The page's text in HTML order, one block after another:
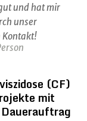
und hat mir
unser
Kontakt!
(CF)
mit